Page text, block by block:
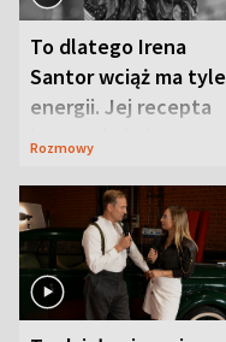
To dlatego Irena
Santor wciąż ma tyle
energii. Jej recepta
jest zaskakująco
Rozmowy